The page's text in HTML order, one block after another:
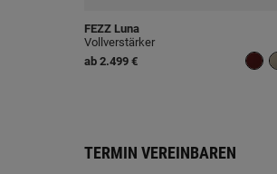
FEZZ Luna
Vollverstärker
ab 2.499 €
TERMIN VEREINBAREN